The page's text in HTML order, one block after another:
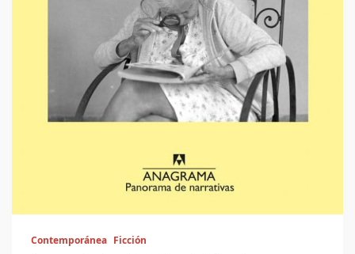
Contemporánea Ficción